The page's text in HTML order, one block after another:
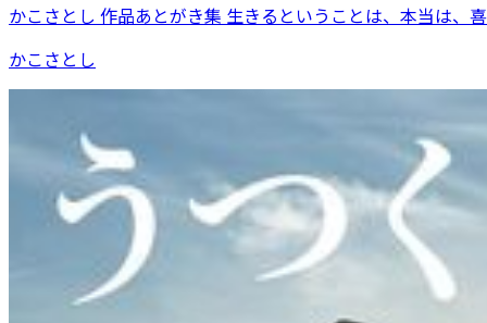
かこさとし 作品あとがき集 生きるということは、本当は、
かこさとし